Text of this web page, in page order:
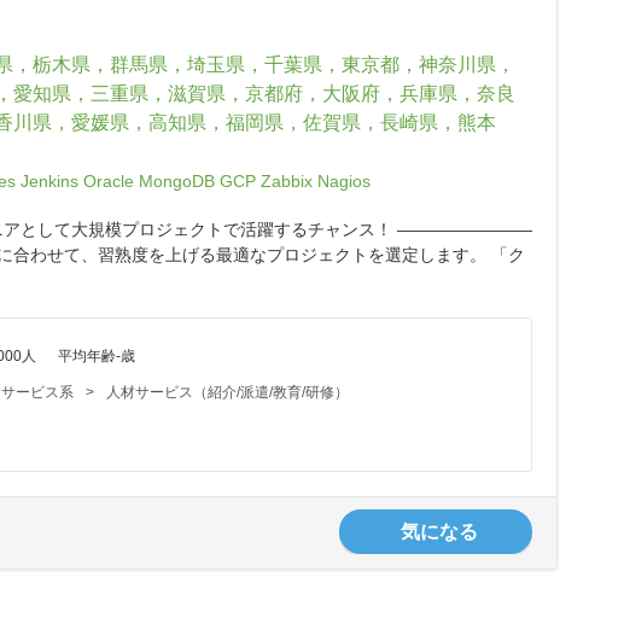
栃木県，群馬県，埼玉県，千葉県，東京都，神奈川県，
知県，三重県，滋賀県，京都府，大阪府，兵庫県，奈良
県，愛媛県，高知県，福岡県，佐賀県，長崎県，熊本
Jenkins Oracle MongoDB GCP Zabbix Nagios
ニアとして大規模プロジェクトで活躍するチャンス！ ――――――――
せて、習熟度を上げる最適なプロジェクトを選定します。 「ク
人 平均年齢-歳
サービス系 > 人材サービス（紹介/派遣/教育/研修）
気になる